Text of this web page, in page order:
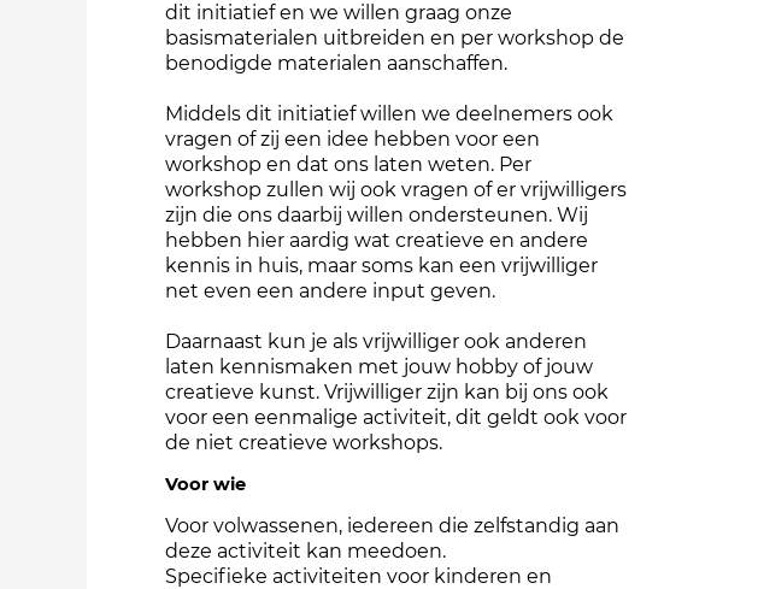
dit initiatief en we willen graag onze
basismaterialen uitbreiden en per workshop de
benodigde materialen aanschaffen.
Middels dit initiatief willen we deelnemers ook
vragen of zij een idee hebben voor een
workshop en dat ons laten weten. Per
workshop zullen wij ook vragen of er vrijwilligers
zijn die ons daarbij willen ondersteunen. Wij
hebben hier aardig wat creatieve en andere
kennis in huis, maar soms kan een vrijwilliger
net even een andere input geven.
Daarnaast kun je als vrijwilliger ook anderen
laten kennismaken met jouw hobby of jouw
creatieve kunst. Vrijwilliger zijn kan bij ons ook
voor een eenmalige activiteit, dit geldt ook voor
de niet creatieve workshops.
Voor wie
Voor volwassenen, iedereen die zelfstandig aan
deze activiteit kan meedoen.
Specifieke activiteiten voor kinderen en